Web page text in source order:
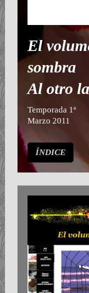
El
Al otro
Temporada 1ª
Marzo 2011
ÍNDICE